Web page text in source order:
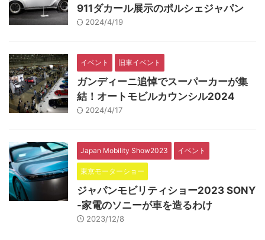
911ダカール展示のポルシェジャパン
2024/4/19
イベント 旧車イベント
ガンディーニ追悼でスーパーカーが集
結！オートモビルカウンシル2024
2024/4/17
Japan Mobility Show2023 イベント
東京モーターショー
ジャパンモビリティショー2023 SONY
-家電のソニーが車を造るわけ
2023/12/8